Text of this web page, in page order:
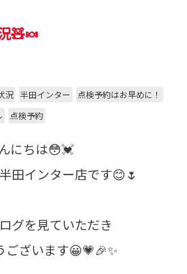
🧸🍬
況 半田インター
点検予約はお早めに！
点検予約
にちは😳💓
田インター店です😊🌷
グを見ていただき
ございます‪😀💗🎉✨